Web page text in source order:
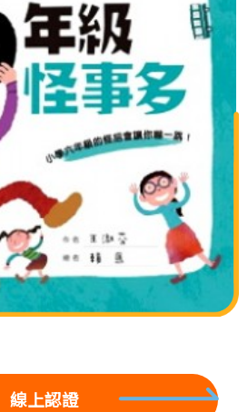
線上認證